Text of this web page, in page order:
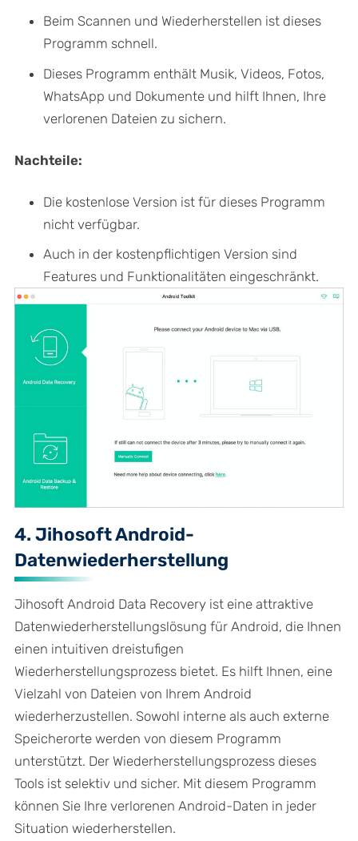
Beim Scannen und Wiederherstellen ist dieses
Programm schnell.
Dieses Programm enthält Musik, Videos, Fotos,
WhatsApp und Dokumente und hilft Ihnen, Ihre
verlorenen Dateien zu sichern.
Nachteile:
Die kostenlose Version ist für dieses Programm
nicht verfügbar.
Auch in der kostenpflichtigen Version sind
Features und Funktionalitäten eingeschränkt.
4. Jihosoft Android-
Datenwiederherstellung
Jihosoft Android Data Recovery ist eine attraktive
Datenwiederherstellungslösung für Android, die Ihnen
einen intuitiven dreistufigen
Wiederherstellungsprozess bietet. Es hilft Ihnen, eine
Vielzahl von Dateien von Ihrem Android
wiederherzustellen. Sowohl interne als auch externe
Speicherorte werden von diesem Programm
unterstützt. Der Wiederherstellungsprozess dieses
Tools ist selektiv und sicher. Mit diesem Programm
können Sie Ihre verlorenen Android-Daten in jeder
Situation wiederherstellen.